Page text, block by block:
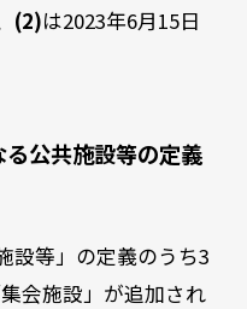
(2)は2023年6月15日
る公共施設等の定義
設等」の定義のうち3
会施設」が追加され